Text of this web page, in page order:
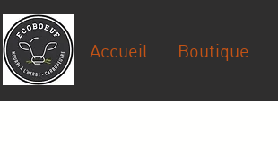
Accueil Boutique